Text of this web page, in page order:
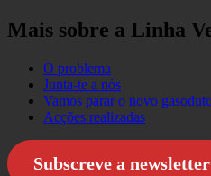
Mais sobre a Linha
O problema
Junta-te a nós
Vamos parar o novo
Acções realizadas
Subscreve a newsletter